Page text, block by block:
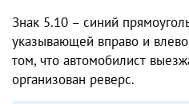
Знак 5.10 – синий
указывающей вправо и
том, что автомобилист
организован реверс.